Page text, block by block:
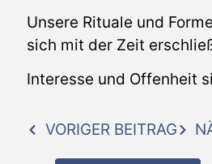
Unsere Rituale und
sich mit der Zeit
Interesse und Offenheit
VORIGER BEITRAG